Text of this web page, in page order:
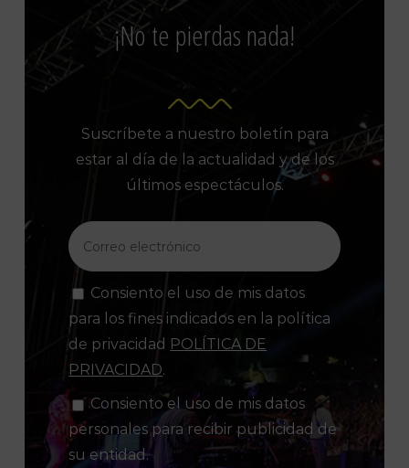
¡No te pierdas nada!
Suscríbete a nuestro boletín para
estar al día de la actualidad y de los
últimos espectáculos.
Consiento el uso de mis datos
para los fines indicados en la política
de privacidad POLÍTICA DE
PRIVACIDAD.
Consiento el uso de mis datos
personales para recibir publicidad de
su entidad.